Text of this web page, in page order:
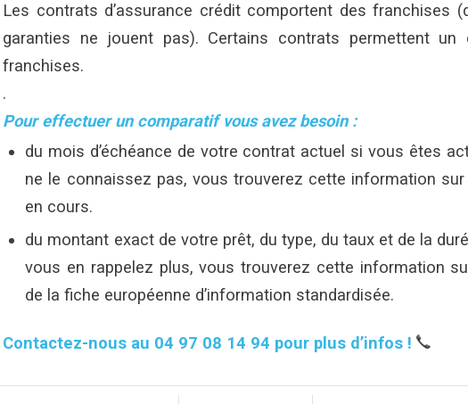
Les contrats d’assurance crédit comportent des franchises
garanties ne jouent pas). Certains contrats permettent
franchises.
.
Pour effectuer un comparatif vous avez besoin :
du mois d’échéance de votre contrat actuel si vous êtes
ne le connaissez pas, vous trouverez cette information sur
en cours.
du montant exact de votre prêt, du type, du taux et de la
vous en rappelez plus, vous trouverez cette information
de la fiche européenne d’information standardisée.
Contactez-nous au 04 97 08 14 94 pour plus d’infos !